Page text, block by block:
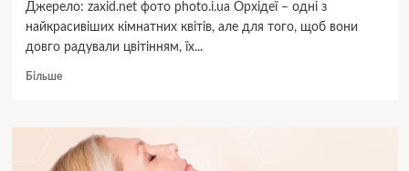
Джерело: zaxid.net фото photo.i.ua Орхідеї – одні з
найкрасивіших кімнатних квітів, але для того, щоб вони
довго радували цвітінням, їх...
БільшеДокладніше
потрібно
капнути
на